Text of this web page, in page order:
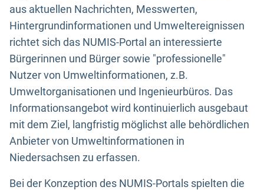
aus aktuellen Nachrichten, Messwerten,
Hintergrundinformationen und Umweltereignissen
richtet sich das NUMIS-Portal an interessierte
Bürgerinnen und Bürger sowie "professionelle"
Nutzer von Umweltinformationen, z.B.
Umweltorganisationen und Ingenieurbüros. Das
Informationsangebot wird kontinuierlich ausgebaut
mit dem Ziel, langfristig möglichst alle behördlichen
Anbieter von Umweltinformationen in
Niedersachsen zu erfassen.
Bei der Konzeption des NUMIS-Portals spielten die